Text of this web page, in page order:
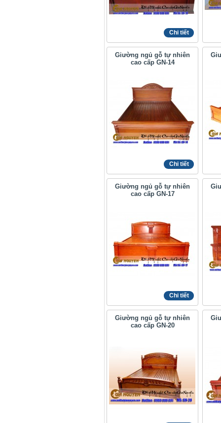
Chi tiết
Giường ngủ gỗ tự nhiên
cao cấp GN-14
Chi tiết
Giường ngủ gỗ tự nhiên
cao cấp GN-17
Chi tiết
Giường ngủ gỗ tự nhiên
cao cấp GN-20